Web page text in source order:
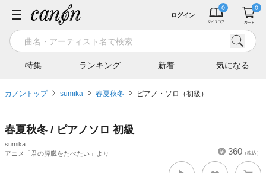
特集 ランキング 新着 気になる
ログイン
カノントップ sumika 春夏秋冬 ピアノ・ソロ（初級）
春夏秋冬 / ピアノソロ 初級
sumika
アニメ「君の膵臓をたべたい」より
360 （税込）